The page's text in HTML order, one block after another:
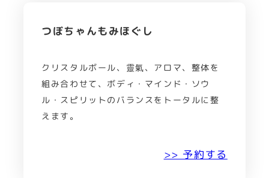
つぼちゃんもみほぐし
クリスタルボール、靈氣、アロマ、整体を
組み合わせて、ボディ・マインド・ソウ
ル・スピリットのバランスをトータルに整
えます。
>> 予約する